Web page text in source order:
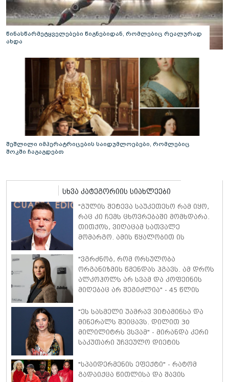
წინასწარმეტყველებები წიგნებიდან, რომლებიც რეალურად
ახდა
შეშლილი იმპერატრიცების საიდუმლოებები, რომლებიც
შოკში ჩაგაგდებთ
სხვა კატეგორიის სიახლეები
"გულის შეტევა საუკეთესო რამ იყო,
რაც კი ჩემს ცხოვრებაში მომხდარა.
თითქოს, ვიღაცამ სათვალე
მომარგო. ამის წყალობით ის
ვერ ვამჩნევდი" - ანტონიო ბანდერასი
"ვგრძნობ, რომ ორსულობა
ორგანიზმის წმენდას ჰგავს. ამ დროს
ალკოჰოლს არ სვამ და კოფეინის
მიღებაც არ შეგიძლია" - 45 წლის
იშვიათ კომენტარს აკეთებს
"ეს სასმელი უამრავ ვიტამინსა და
მინერალს შეიცავს. დილით 30
მილილიტრს ვსვამ" - მირანდა კერი
საკუთარი უჩვეულო დიეტის
"სპაიდერმენის ეფექტი" - რატომ
გადაიქცა წითლისა და შავის